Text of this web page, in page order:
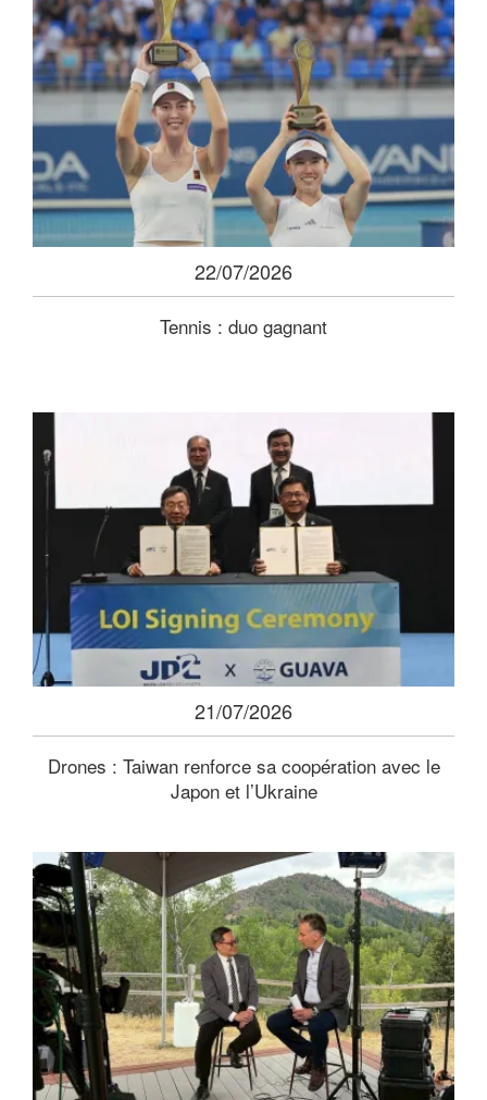
22/07/2026
Tennis : duo gagnant
21/07/2026
Drones : Taiwan renforce sa coopération avec le
Japon et l’Ukraine